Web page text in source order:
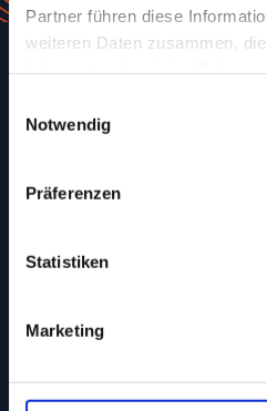
Partner führen diese
weiteren Daten zusammen,
Notwendig
Präferenzen
Statistiken
Marketing
Restaurant
Hotel
Konferenz
Kontakt
Tel.
Mail